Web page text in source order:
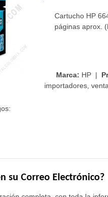
Cartucho HP
páginas aprox.
Marca: HP |
importadores,
su Correo Electrónico?